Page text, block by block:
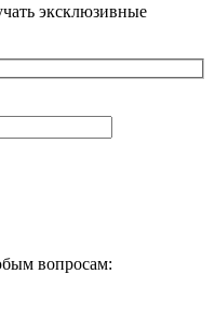
эксклюзивные
вопросам: